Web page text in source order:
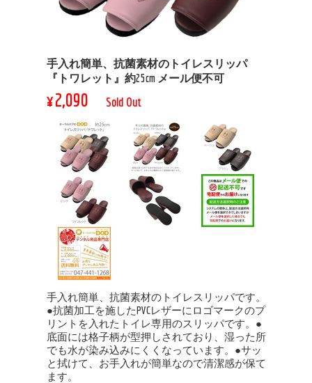
手入れ簡単、抗菌素材のトイレスリッパ
『トワレット』約25cm メール便不可
¥2,090 Sold Out
手入れ簡単、抗菌素材のトイレスリッパです。
●抗菌加工を施したPVCレザーにロゴマークのプ
リントを入れたトイレ専用のスリッパです。●
底面には格子柄が型押しされており、湿った所
でも水が染み込みにくくなっています。●サッ
と拭けて、お手入れが簡単なので清潔感が保て
ます。